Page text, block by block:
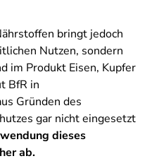
bringt jedoch
Nutzen, sondern
im Produkt Eisen, Kupfer
BfR in
Gründen des
gar nicht eingesetzt
dieses
ab.